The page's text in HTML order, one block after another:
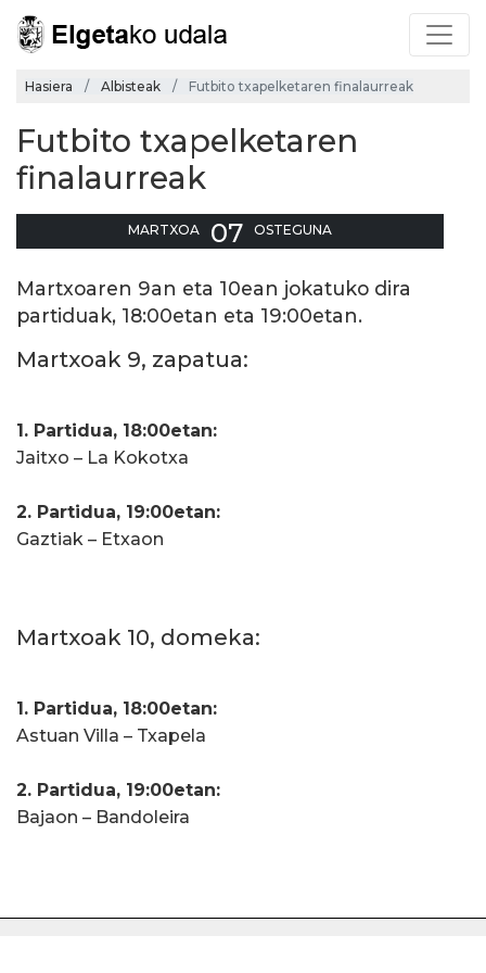
Hasiera Albisteak Futbito txapelketaren finalaurreak
Futbito txapelketaren
finalaurreak
MARTXOA 07 OSTEGUNA
Martxoaren 9an eta 10ean jokatuko dira
partiduak, 18:00etan eta 19:00etan.
Martxoak 9, zapatua:
1. Partidua, 18:00etan:
Jaitxo – La Kokotxa
2. Partidua, 19:00etan:
Gaztiak – Etxaon
Martxoak 10, domeka:
1. Partidua, 18:00etan:
Astuan Villa – Txapela
2. Partidua, 19:00etan:
Bajaon – Bandoleira